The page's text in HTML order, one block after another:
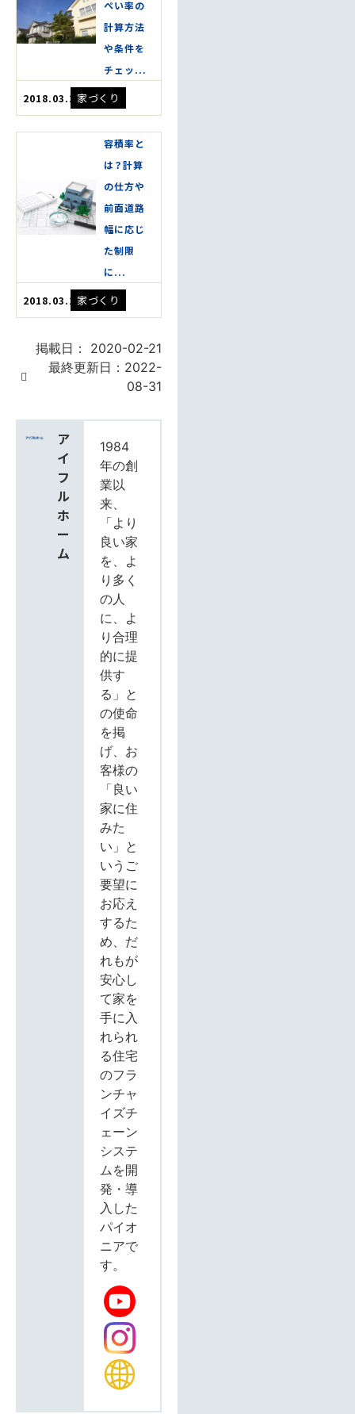
2018.03.20家づくり
ぺい率の
計算方法
や条件を
チェッ...
2018.03.20家づくり
容積率と
は？計算
の仕方や
前面道路
幅に応じ
た制限
に...
掲載日：
2020-02-21
最終更新日：2022-
08-31
ア
イ
フ
ル
ホ
ー
ム
1984
年の創
業以
来、
「より
良い家
を、よ
り多く
の人
に、よ
り合理
的に提
供す
る」と
の使命
を掲
げ、お
客様の
「良い
家に住
みた
い」と
いうご
要望に
お応え
するた
め、だ
れもが
安心し
て家を
手に入
れられ
る住宅
のフラ
ンチャ
イズチ
ェーン
システ
ムを開
発・導
入した
パイオ
ニアで
す。